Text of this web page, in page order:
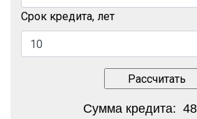
Срок кредита, лет
Сумма кредита: